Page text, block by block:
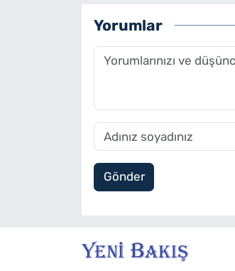
Yorumlar
Gönder